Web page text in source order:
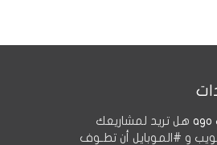
هل تريد لمشاريعك
و #الموبايل أن تطـوف